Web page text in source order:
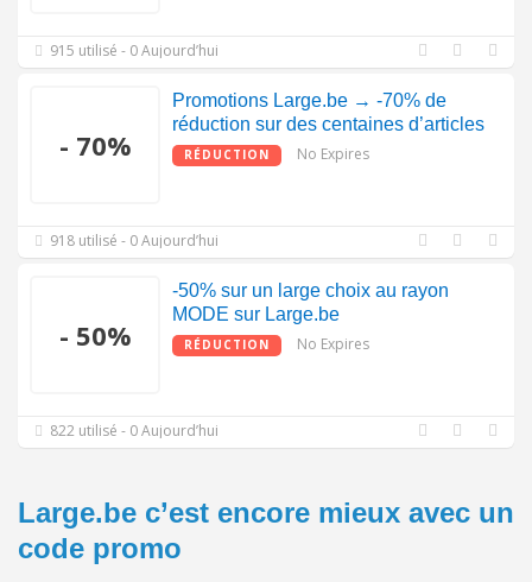
915 utilisé - 0 Aujourd’hui
- 70%
Promotions Large.be → -70% de
réduction sur des centaines d’articles
RÉDUCTION No Expires
918 utilisé - 0 Aujourd’hui
- 50%
-50% sur un large choix au rayon
MODE sur Large.be
RÉDUCTION No Expires
822 utilisé - 0 Aujourd’hui
Large.be c’est encore mieux avec un
code promo